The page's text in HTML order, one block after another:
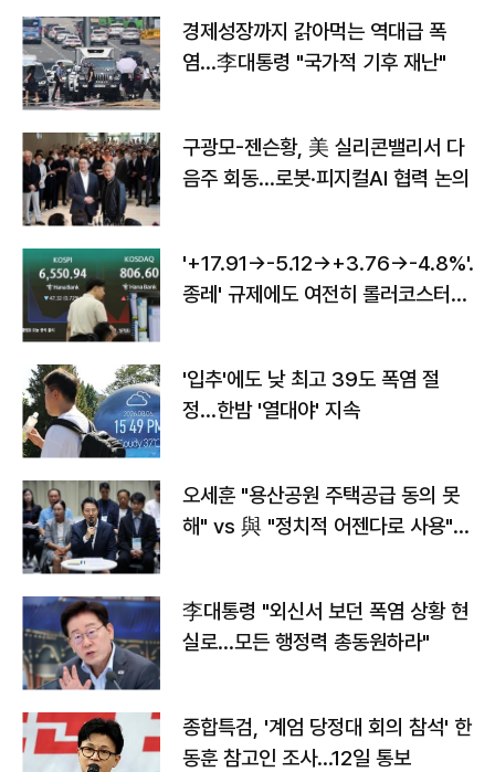
경제성장까지 갉아먹는 역대급 폭
염…李대통령 "국가적 기후 재난"
구광모-젠슨황, 美 실리콘밸리서 다
음주 회동…로봇·피지컬AI 협력 논의
'+17.91→-5.12→+3.76→-4.8%'…'
종레' 규제에도 여전히 롤러코스터
'입추'에도 낮 최고 39도 폭염 절
정…한밤 '열대야' 지속
오세훈 "용산공원 주택공급 동의 못
해" vs 與 "정치적 어젠다로 사용"
李대통령 "외신서 보던 폭염 상황 현
실로…모든 행정력 총동원하라"
종합특검, '계엄 당정대 회의 참석' 한
동훈 참고인 조사...12일 통보